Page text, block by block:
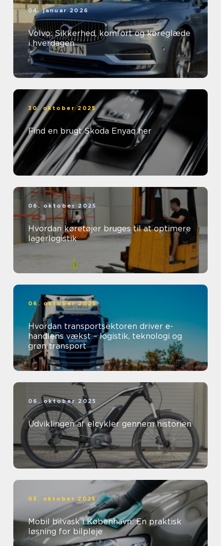
04. januar 2026
Volvo: Sikkerhed, komfort og køreglæde
i hverdagen
30. oktober 2025
Find en brugt Skoda Enyaq her
06. oktober 2025
Hvordan køretøjer bruges til at optimere
lagerlogistik
06. oktober 2025
Hvordan transportsektoren driver e-
handlens vækst – logistik, teknologi og
grøn transport
06. oktober 2025
Udviklingen af elcykler gennem historien
03. oktober 2025
Mobil bilvask i København: En praktisk
løsning for bilpleje